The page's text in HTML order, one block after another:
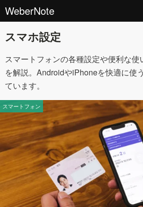
WeberNote
スマホ設定
スマートフォンの各種設定や便利な
を解説。AndroidやiPhoneを快適に使
ています。
スマートフォン